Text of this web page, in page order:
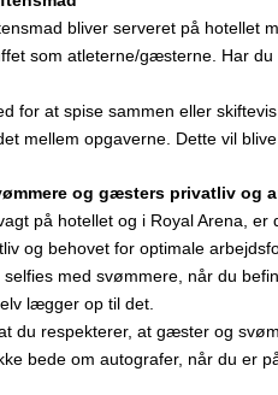
bliver serveret på hotellet
som atleterne/gæsterne. Har
for at spise sammen eller
mellem opgaverne. Dette vil
og gæsters privatliv og
på hotellet og i Royal Arena,
og behovet for optimale
med svømmere, når du
lægger op til det.
du respekterer, at gæster og
bede om autografer, når du er